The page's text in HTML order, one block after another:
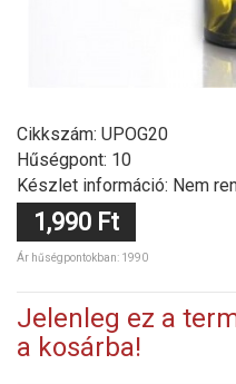
Cikkszám: UPOG20
Hűségpont: 10
Készlet információ: Nem
1,990 Ft
Ár hűségpontokban: 1990
Jelenleg ez a
a kosárba!